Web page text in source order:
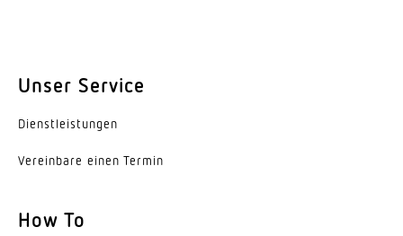
Unser Service
Dienst­leis­tungen
Vereinbare einen Termin
How To